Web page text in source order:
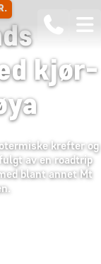
kjør-
krefter og
av en roadtrip
blant annet Mt